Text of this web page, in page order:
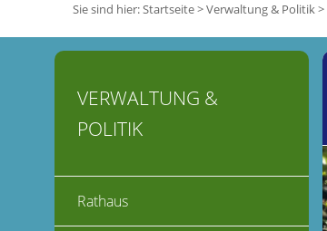
Sie sind hier:Startseite>Verwaltung & Politik>
VERWALTUNG &
POLITIK
Rathaus